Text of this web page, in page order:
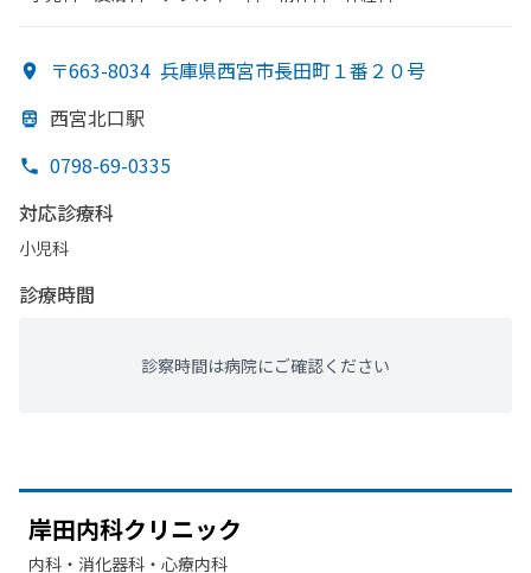
〒663-8034 兵庫県西宮市長田町１番２０号
西宮北口駅
0798-69-0335
対応診療科
小児科
診療時間
診察時間は病院にご確認ください
岸田内科クリニック
内科・​消化器科・​心療内科